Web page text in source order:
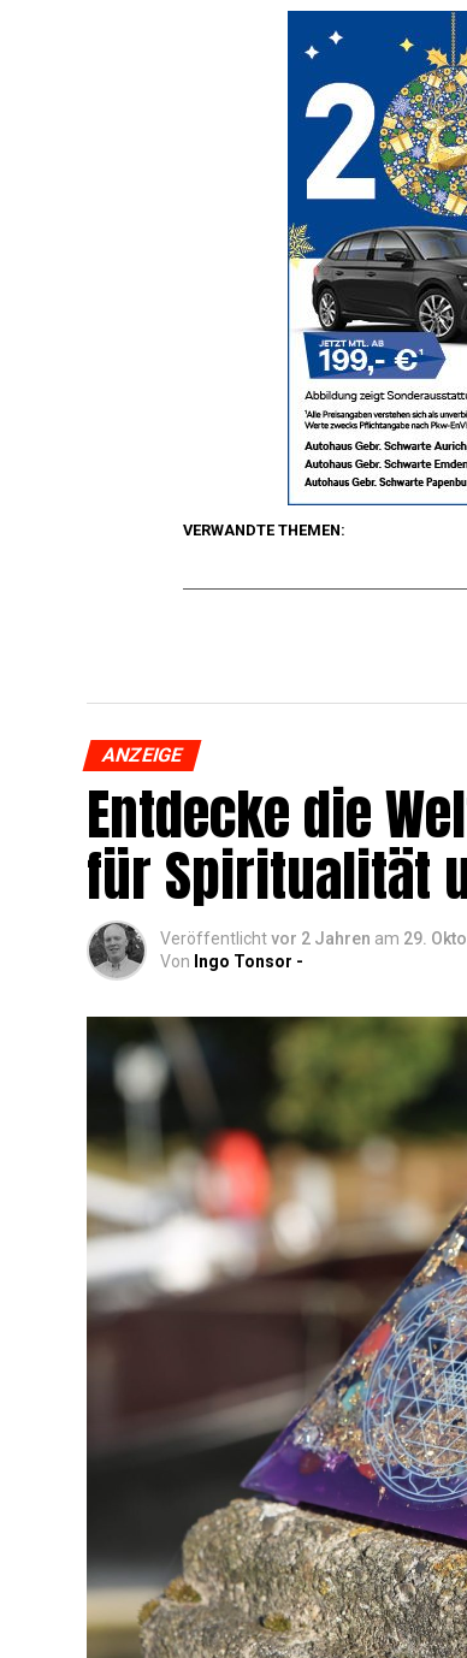
VERWANDTE THEMEN:
ANZEIGE
Ent­de­cke die
für Spi­ri­tua­li­tät
Veröffentlichtvor 2 Jahren am 29.
Von Ingo Tonsor -